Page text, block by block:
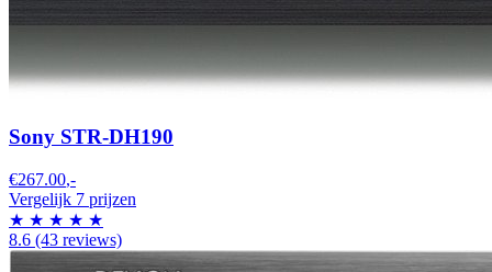
Sony STR-DH190
€267.00,-
Vergelijk 7 prijzen
★ ★ ★ ★ ★
8.6 (43 reviews)